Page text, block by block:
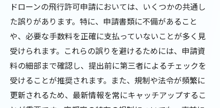
ドローンの飛行許可申請においては、いくつかの共通し
た誤りがあります。特に、申請書類に不備があること
や、必要な手数料を正確に支払っていないことが多く見
受けられます。これらの誤りを避けるためには、申請資
料の細部まで確認し、提出前に第三者によるチェックを
受けることが推奨されます。また、規制や法令が頻繁に
更新されるため、最新情報を常にキャッチアップするこ